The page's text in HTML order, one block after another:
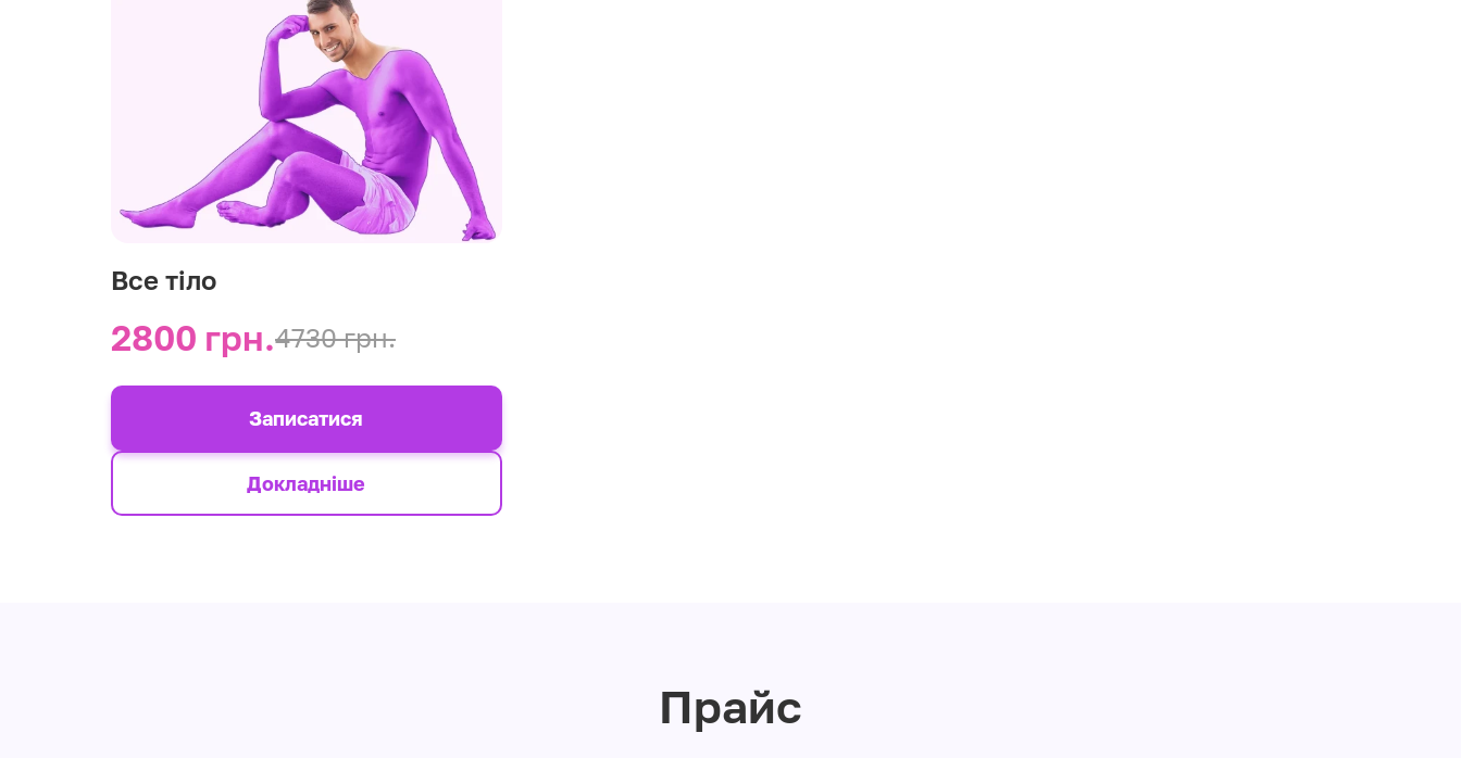
Все тіло
2800 грн.4730 грн.
Докладніше
Записатися
Прайс